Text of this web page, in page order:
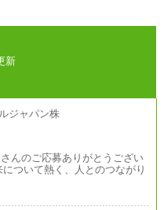
新
んのご応募ありがとうござい
ついて熱く、人とのつながり